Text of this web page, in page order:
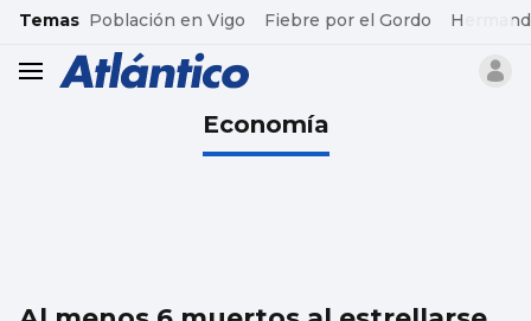
common.go-to-content
Temas Población en Vigo Fiebre por el Gordo
header.menu.open
Economía